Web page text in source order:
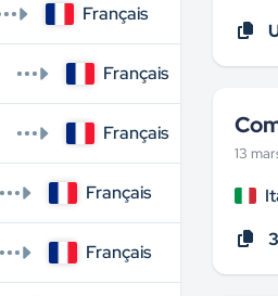
Français
Français
Français
Français
Français
13